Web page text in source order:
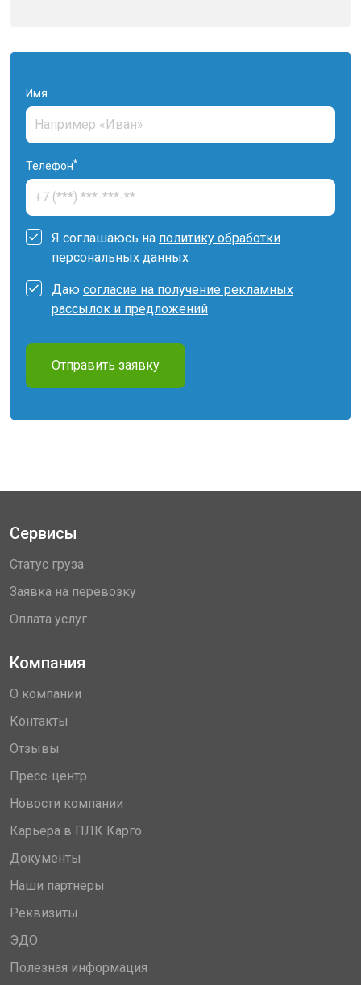
Имя
Телефон*
Я соглашаюсь на политику обработки
персональных данных
Даю согласие на получение рекламных
рассылок и предложений
Отправить заявку
Сервисы
Статус груза
Заявка на перевозку
Оплата услуг
Компания
О компании
Контакты
Отзывы
Пресс-центр
Новости компании
Карьера в ПЛК Карго
Документы
Наши партнеры
Реквизиты
ЭДО
Полезная информация